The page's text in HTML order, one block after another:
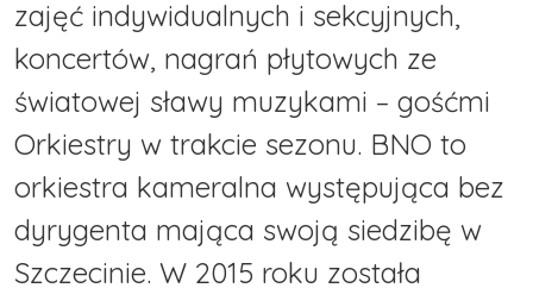
zajęć indywidualnych i sekcyjnych,
koncertów, nagrań płytowych ze
światowej sławy muzykami – gośćmi
Orkiestry w trakcie sezonu. BNO to
orkiestra kameralna występująca bez
dyrygenta mająca swoją siedzibę w
Szczecinie. W 2015 roku została